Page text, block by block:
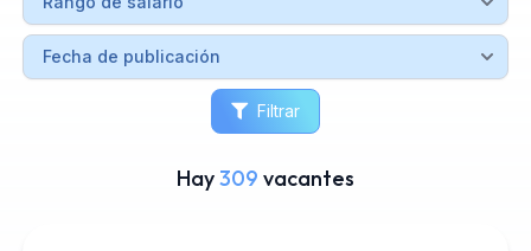
Filtrar
Hay309 vacantes